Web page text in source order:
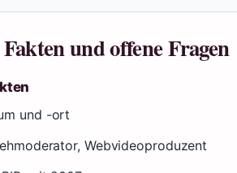
und offene Fragen
und -ort
Webvideoproduzent